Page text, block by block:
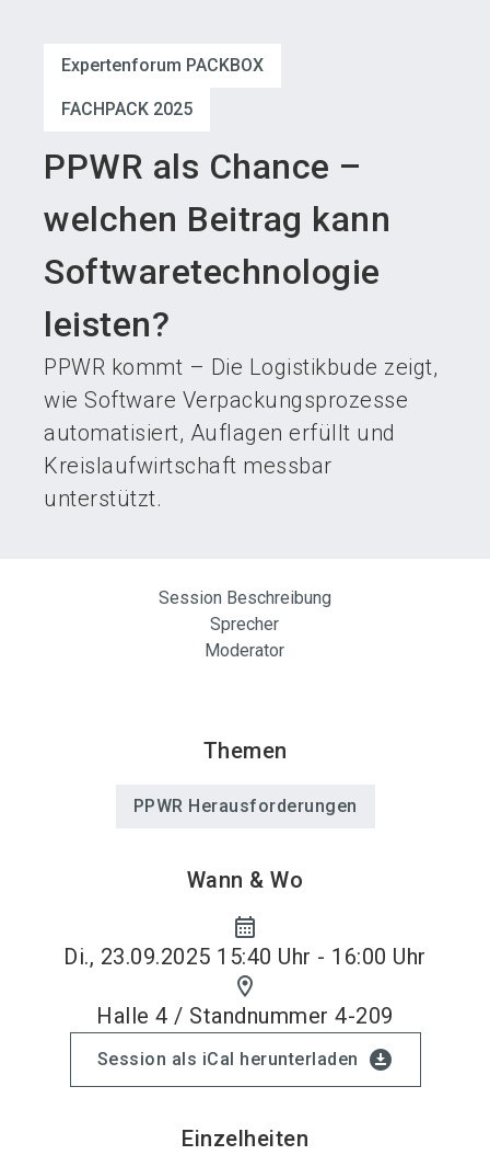
Expertenforum PACKBOX
FACHPACK 2025
PPWR als Chance –
welchen Beitrag kann
Softwaretechnologie
leisten?
PPWR kommt – Die Logistikbude zeigt,
wie Software Verpackungsprozesse
automatisiert, Auflagen erfüllt und
Kreislaufwirtschaft messbar
unterstützt.
Session Beschreibung
Sprecher
Moderator
Themen
PPWR Herausforderungen
Wann & Wo
calendar_month
Di., 23.09.2025 15:40 Uhr - 16:00 Uhr
location_on
Halle 4 / Standnummer 4-209
Session als iCal herunterladen download_for_offline
Einzelheiten